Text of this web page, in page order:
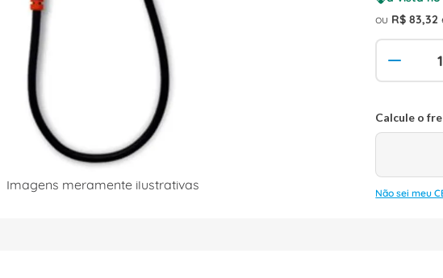
Imagens meramente ilustrativas
ou R$ 83,32
Não sei meu